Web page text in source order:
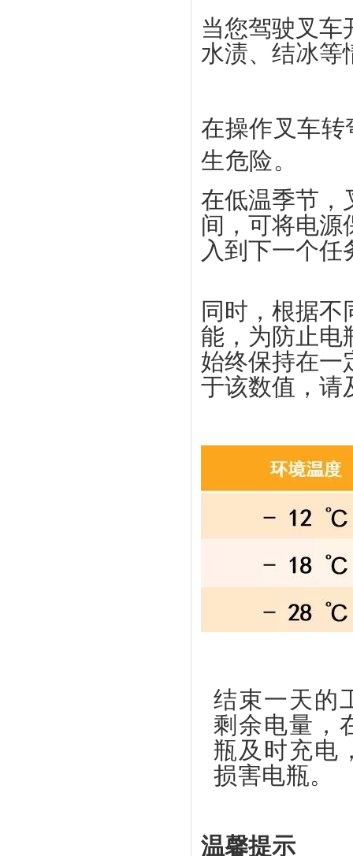
当您驾驶叉车
水渍、结冰等
在操作叉车
生危险。
在低温季节，
间，可将电源
入到下一个任
同时，根据不
能，为防止电
始终保持在一
于该数值，请
结束一天的
剩余电量，
瓶及时充电
损害电瓶。
温馨提示